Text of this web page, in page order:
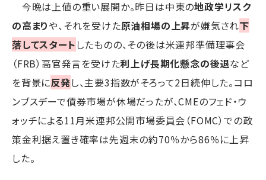
今晩は上値の重い展開か。昨日は中東の地政学リスク
の高まりや、それを受けた原油相場の上昇が嫌気され下
落してスタートしたものの、その後は米連邦準備理事会
（FRB）高官発言を受けた利上げ長期化懸念の後退など
を背景に反発し、主要3指数がそろって2日続伸した。コロ
ンブスデーで債券市場が休場だったが、CMEのフェド・ウ
ォッチによる11月米連邦公開市場委員会（FOMC）での政
策金利据え置き確率は先週末の約70％から86％に上昇
した。